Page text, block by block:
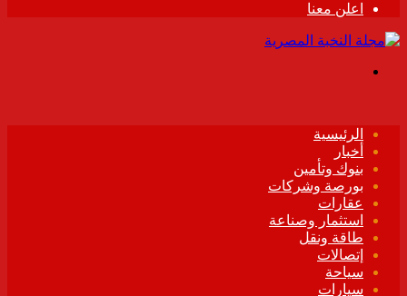
اعلن معنا
الرئيسية
أخبار
بنوك وتأمين
بورصة وشركات
عقارات
استثمار وصناعة
طاقة ونقل
إتصالات
سياحة
سيارات